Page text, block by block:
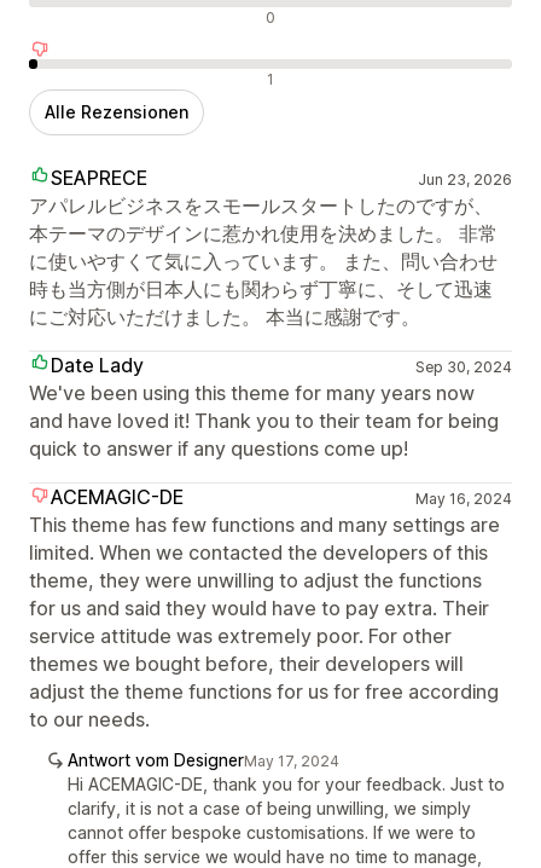
Neutrale Bewertungen 0
Negative Bewertungen 1
Alle Rezensionen
SEAPRECE Jun 23, 2026
アパレルビジネスをスモールスタートしたのですが、
本テーマのデザインに惹かれ使用を決めました。 非常
に使いやすくて気に入っています。 また、問い合わせ
時も当方側が日本人にも関わらず丁寧に、そして迅速
にご対応いただけました。 本当に感謝です。
Date Lady
Sep 30, 2024
We've been using this theme for many years now
and have loved it! Thank you to their team for being
quick to answer if any questions come up!
ACEMAGIC-DE
May 16, 2024
This theme has few functions and many settings are
limited. When we contacted the developers of this
theme, they were unwilling to adjust the functions
for us and said they would have to pay extra. Their
service attitude was extremely poor. For other
themes we bought before, their developers will
adjust the theme functions for us for free according
to our needs.
Antwort vom DesignerMay 17, 2024
Hi ACEMAGIC-DE, thank you for your feedback. Just to
clarify, it is not a case of being unwilling, we simply
cannot offer bespoke customisations. If we were to
offer this service we would have no time to manage,